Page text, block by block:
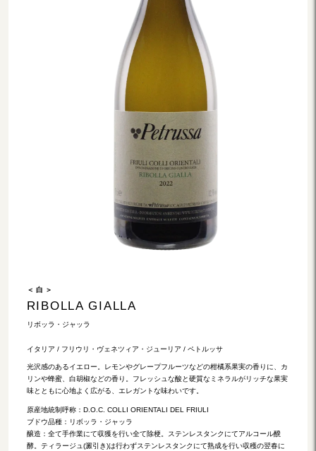
＜ 白 ＞
RIBOLLA GIALLA
リボッラ・ジャッラ
イタリア / フリウリ・ヴェネツィア・ジューリア / ペトルッサ
光沢感のあるイエロー。レモンやグレープフルーツなどの柑橘系果実の香りに、カ
リンや蜂蜜、白胡椒などの香り。フレッシュな酸と硬質なミネラルがリッチな果実
味とともに心地よく広がる、エレガントな味わいです。
原産地統制呼称：D.O.C. COLLI ORIENTALI DEL FRIULI
ブドウ品種：リボッラ・ジャッラ
醸造：全て手作業にて収獲を行い全て除梗。ステンレスタンクにてアルコール醗
酵。ティラージュ(澱引き)は行わずステンレスタンクにて熟成を行い収穫の翌春に